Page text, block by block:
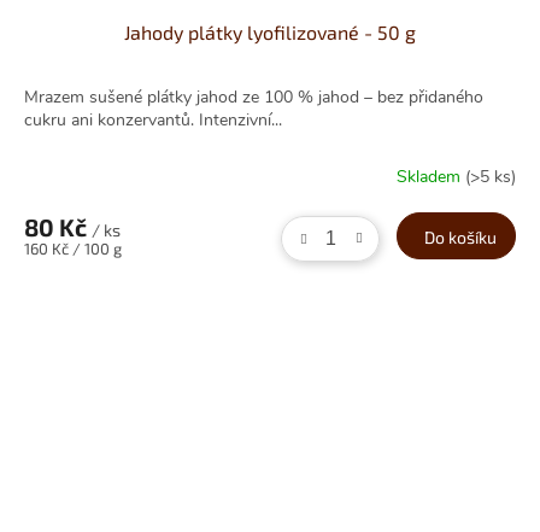
Jahody plátky lyofilizované - 50 g
Mrazem sušené plátky jahod ze 100 % jahod – bez přidaného
cukru ani konzervantů. Intenzivní...
Skladem (>5 ks)
80 Kč / ks
Měrná
160 Kč / 100 g
Do košíku